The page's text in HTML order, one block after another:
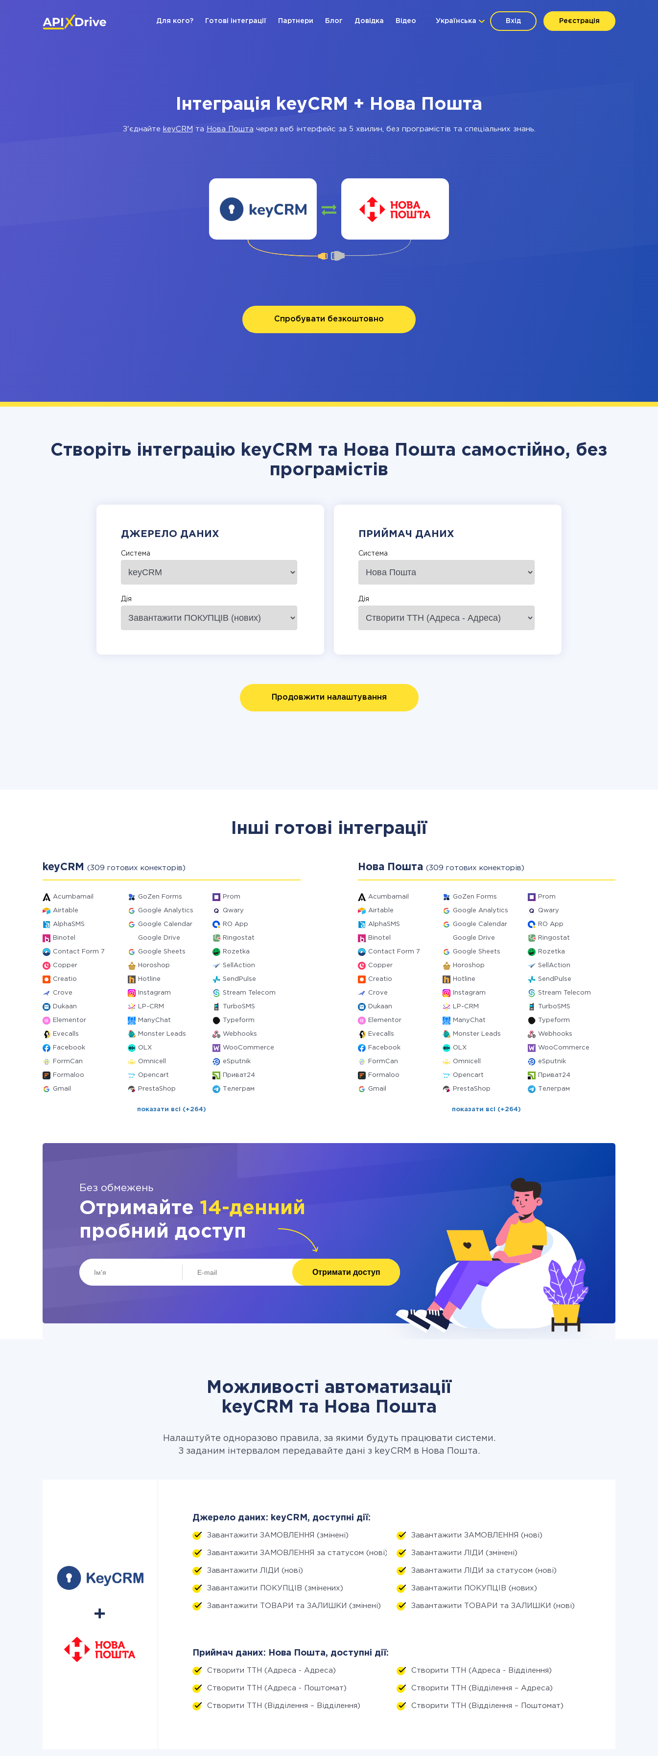
Вхід Реєстрація
Українська
Для кого? Готові інтеграції Партнери Блог Довідка Відео
Інтеграція keyCRM + Нова Пошта
З'єднайте keyCRM та Нова Пошта через веб інтерфейс за 5 хвилин, без програмістів та спеціальних знань.
Спробувати безкоштовно
Створіть інтеграцію keyCRM та Нова Пошта самостійно, без
програмістів
ДЖЕРЕЛО ДАНИХ
Система
Дія
ПРИЙМАЧ ДАНИХ
Система
Дія
Продовжити налаштування
Інші готові інтеграції
keyCRM (309 готових конекторів)
Acumbamail GoZen Forms Prom
Airtable Google Analytics Qwary
AlphaSMS Google Calendar RO App
Binotel Google Drive Ringostat
Contact Form 7 Google Sheets Rozetka
Copper Horoshop SellAction
Creatio Hotline SendPulse
Crove Instagram Stream Telecom
Dukaan LP-CRM TurboSMS
Elementor ManyChat Typeform
Evecalls Monster Leads Webhooks
Facebook OLX WooCommerce
FormCan Omnicell eSputnik
Formaloo Opencart Приват24
Gmail PrestaShop Телеграм
показати всі (+264)
Нова Пошта (309 готових конекторів)
Acumbamail GoZen Forms Prom
Airtable Google Analytics Qwary
AlphaSMS Google Calendar RO App
Binotel Google Drive Ringostat
Contact Form 7 Google Sheets Rozetka
Copper Horoshop SellAction
Creatio Hotline SendPulse
Crove Instagram Stream Telecom
Dukaan LP-CRM TurboSMS
Elementor ManyChat Typeform
Evecalls Monster Leads Webhooks
Facebook OLX WooCommerce
FormCan Omnicell eSputnik
Formaloo Opencart Приват24
Gmail PrestaShop Телеграм
показати всі (+264)
Без обмежень
Отримайте 14-денний
пробний доступ
Отримати доступ
Можливості автоматизації
keyCRM та Нова Пошта
Налаштуйте одноразово правила, за якими будуть працювати системи.
З заданим інтервалом передавайте дані з keyCRM в Нова Пошта.
Джерело даних: keyCRM, доступні дії:
Завантажити ЗАМОВЛЕННЯ (змінені) Завантажити ЗАМОВЛЕННЯ (нові)
Завантажити ЗАМОВЛЕННЯ за статусом (нові) Завантажити ЛІДИ (змінені)
Завантажити ЛІДИ (нові) Завантажити ЛІДИ за статусом (нові)
Завантажити ПОКУПЦІВ (змінених) Завантажити ПОКУПЦІВ (нових)
Завантажити ТОВАРИ та ЗАЛИШКИ (змінені) Завантажити ТОВАРИ та ЗАЛИШКИ (нові)
Приймач даних: Нова Пошта, доступні дії:
Створити ТТН (Адреса - Адреса) Створити ТТН (Адреса - Відділення)
Створити ТТН (Адреса - Поштомат) Створити ТТН (Відділення – Адреса)
Створити ТТН (Відділення – Відділення) Створити ТТН (Відділення – Поштомат)